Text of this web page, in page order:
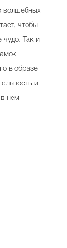
волшебных
чтобы
чудо. Так и
в образе
и
в нем